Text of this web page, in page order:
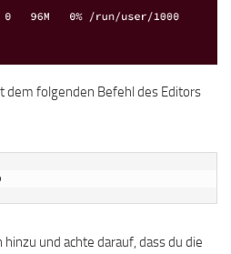
folgenden Befehl des Editors
und achte darauf, dass du die